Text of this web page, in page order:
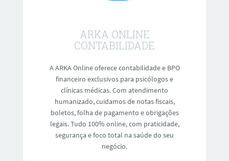
ARKA ONLINE
CONTABILIDADE
A ARKA Online oferece contabilidade e BPO
financeiro exclusivos para psicólogos e
clínicas médicas. Com atendimento
humanizado, cuidamos de notas fiscais,
boletos, folha de pagamento e obrigações
legais. Tudo 100% online, com praticidade,
segurança e foco total na saúde do seu
negócio.